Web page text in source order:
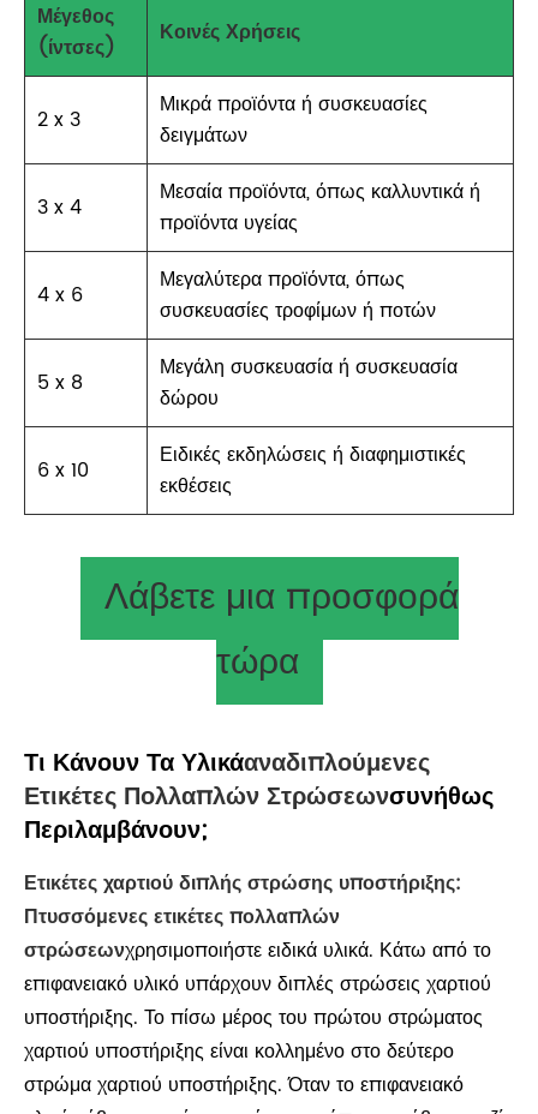
Μέγεθος
(ίντσες)
Κοινές Χρήσεις
2 x 3
Μικρά προϊόντα ή συσκευασίες
δειγμάτων
3 x 4
Μεσαία προϊόντα, όπως καλλυντικά ή
προϊόντα υγείας
4 x 6
Μεγαλύτερα προϊόντα, όπως
συσκευασίες τροφίμων ή ποτών
5 x 8
Μεγάλη συσκευασία ή συσκευασία
δώρου
6 x 10
Ειδικές εκδηλώσεις ή διαφημιστικές
εκθέσεις
Λάβετε μια προσφορά
τώρα
Τι Κάνουν Τα ΥλικάΑναδιπλούμενες
Ετικέτες Πολλαπλών ΣτρώσεωνΣυνήθως
Περιλαμβάνουν;
Ετικέτες χαρτιού διπλής στρώσης υποστήριξης:
Πτυσσόμενες ετικέτες πολλαπλών
στρώσεωνχρησιμοποιήστε ειδικά υλικά. Κάτω από το
επιφανειακό υλικό υπάρχουν διπλές στρώσεις χαρτιού
υποστήριξης. Το πίσω μέρος του πρώτου στρώματος
χαρτιού υποστήριξης είναι κολλημένο στο δεύτερο
στρώμα χαρτιού υποστήριξης. Όταν το επιφανειακό